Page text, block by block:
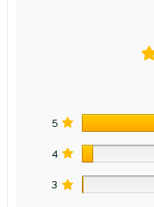
5
4
3